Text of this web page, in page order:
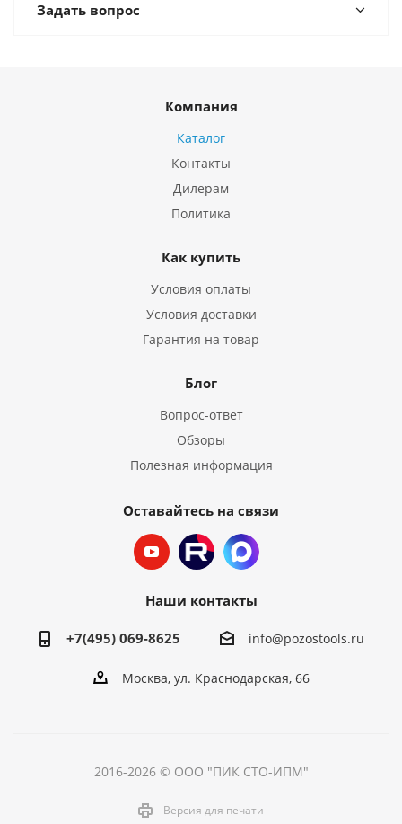
Задать вопрос
Компания
Каталог
Контакты
Дилерам
Политика
Как купить
Условия оплаты
Условия доставки
Гарантия на товар
Блог
Вопрос-ответ
Обзоры
Полезная информация
Оставайтесь на связи
Наши контакты
+7(495) 069-8625 info@pozostools.ru
Москва, ул. Краснодарская, 66
2016-2026 © ООО "ПИК СТО-ИПМ"
Версия для печати